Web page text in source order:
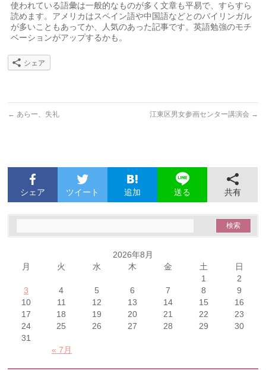
使われている語彙は一般的なものが多く文章も平易で、すらすら
読めます。アメリカはスペイン語や中国語などとのバイリンガル
が多いこともあってか、人気のあった記事です。英語勉強のモチ
ベーションがアップするかも。
シェア
← あらー、失礼 江東区男女参画センター講演会 →
シェア ツイート 追加 送る 共有
2026年8月
月
火 水 木 金 土 日
« 7月
1
2
3
4 5 6 7 8
9
10
11 12 13 14 15
16
17
18 19 20 21 22
23
24
25 26 27 28 29
30
31